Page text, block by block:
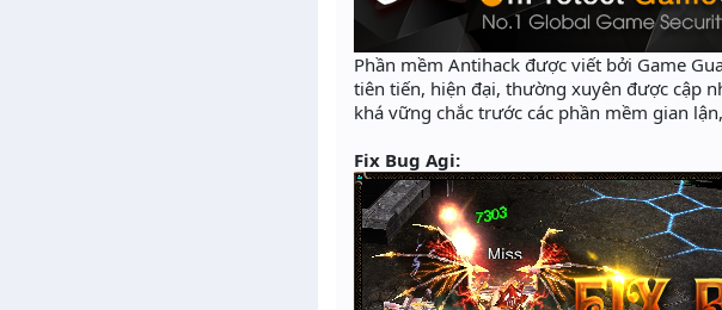
Phần mềm Antihack được viết bởi Game
tiên tiến, hiện đại, thường xuyên được cập
khá vững chắc trước các phần mềm gian
Fix Bug Agi: